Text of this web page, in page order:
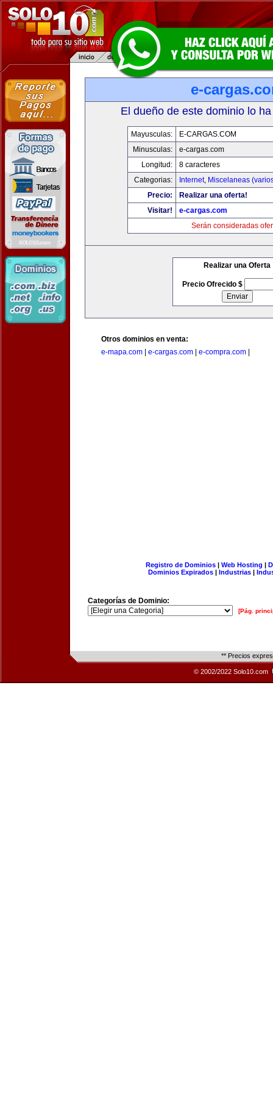
e-
El dueño de este dominio lo
Mayusculas:
E-CARGAS.COM
Minusculas:
e-cargas.com
Longitud:
8 caracteres
Categorias:
Internet, Miscelaneas
Precio:
Realizar una oferta!
Visitar!
e-cargas.com
Serán consideradas
Realizar una Oferta
Precio Ofrecido $
Otros dominios en venta:
e-mapa.com
e-cargas.com e-compra.com
Registro de Dominios| Web Hosting |
Dominios Expirados | Industrias |
Categorías de Dominio:
[Pág.
** Precios
© 2002/2022 Solo10.com